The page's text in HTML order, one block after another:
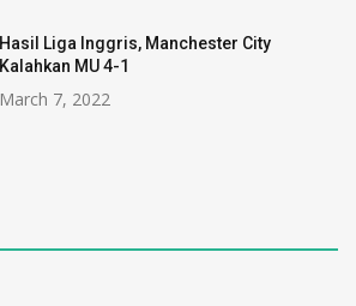
Hasil Liga Inggris, Manchester City
Kalahkan MU 4-1
March 7, 2022